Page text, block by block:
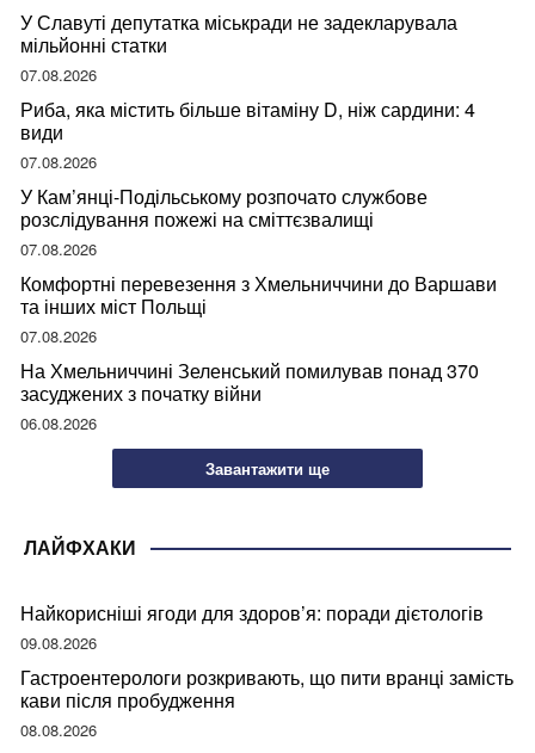
У Славуті депутатка міськради не задекларувала
мільйонні статки
07.08.2026
Риба, яка містить більше вітаміну D, ніж сардини: 4
види
07.08.2026
У Кам’янці-Подільському розпочато службове
розслідування пожежі на сміттєзвалищі
07.08.2026
Комфортні перевезення з Хмельниччини до Варшави
та інших міст Польщі
07.08.2026
На Хмельниччині Зеленський помилував понад 370
засуджених з початку війни
06.08.2026
Завантажити ще
ЛАЙФХАКИ
Найкорисніші ягоди для здоров’я: поради дієтологів
09.08.2026
Гастроентерологи розкривають, що пити вранці замість
кави після пробудження
08.08.2026